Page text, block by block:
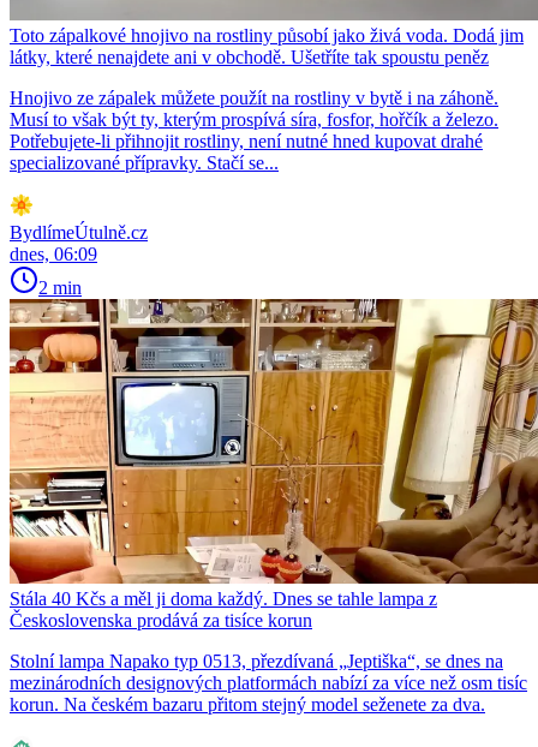
Toto zápalkové hnojivo na rostliny působí jako živá voda. Dodá jim
látky, které nenajdete ani v obchodě. Ušetříte tak spoustu peněz
Hnojivo ze zápalek můžete použít na rostliny v bytě i na záhoně.
Musí to však být ty, kterým prospívá síra, fosfor, hořčík a železo.
Potřebujete-li přihnojit rostliny, není nutné hned kupovat drahé
specializované přípravky. Stačí se...
BydlímeÚtulně.cz
dnes, 06:09
2 min
Stála 40 Kčs a měl ji doma každý. Dnes se tahle lampa z
Československa prodává za tisíce korun
Stolní lampa Napako typ 0513, přezdívaná „Jeptiška“, se dnes na
mezinárodních designových platformách nabízí za více než osm tisíc
korun. Na českém bazaru přitom stejný model seženete za dva.